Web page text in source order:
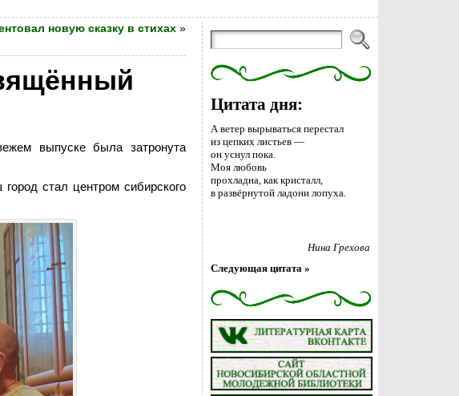
новую сказку в стихах»
выпуске была затронута
стал центром сибирского
Цитата дня:
А ветер вырываться перестал
из цепких листьев —
он уснул пока.
Моя любовь
прохладна, как кристалл,
в развёрнутой ладони лопуха.
Нина Грехова
Следующая цитата »